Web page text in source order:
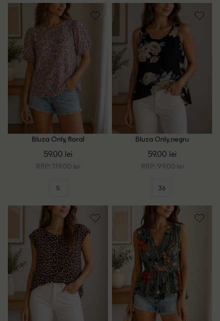
Bluza Only, floral
59.00 lei
RRP: 119.00 lei
S
Bluza Only, negru
59.00 lei
RRP: 99.00 lei
36